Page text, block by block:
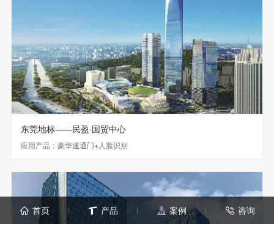
东莞地标——民盈·国贸中心
应用产品：豪华速通门+人脸识别
首页 产品 案例 咨询